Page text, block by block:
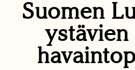
Suomen
ystävien